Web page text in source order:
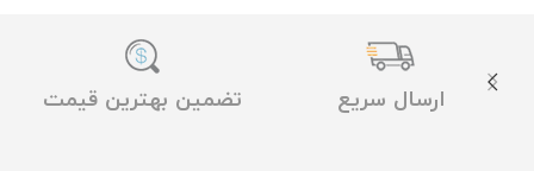
ارسال سریع تضمین بهترین قیمت